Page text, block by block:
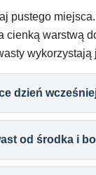
pustego
cienką warstwą
wykorzystają
dzień
od środka i